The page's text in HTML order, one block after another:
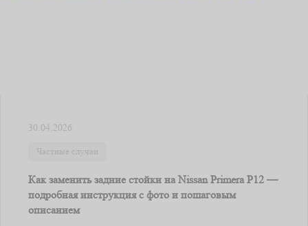
30.04.2026
Частные случаи
Как заменить задние стойки на Nissan Primera P12 —
подробная инструкция с фото и пошаговым
описанием